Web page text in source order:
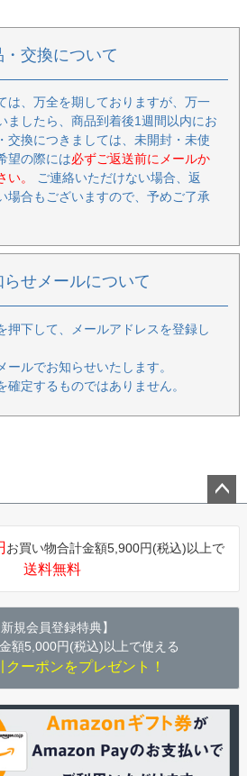
・交換について
は、万全を期しておりますが、万一
ましたら、商品到着後1週間以内にお
交換につきましては、未開封・未使
望の際には必ずご返送前にメールか
。
ご連絡いただけない場合、返
場合もございますので、予めご了承
らせメールについて
押下して、メールアドレスを登録し
ルでお知らせいたします。
確定するものではありません。
ップ
お買い物合計金額5,900円(税込)以上で
送料無料
新規会員登録特典】
額5,000円(税込)以上で使える
クーポンをプレゼント！